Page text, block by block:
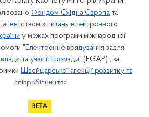
Фондом Східна Європа та
з питань електронного
у межах програми міжнародної
"Електронне врядування задля
влади та участі громади" (EGAP) , за
Швейцарської агенції розвитку та
співробітництва